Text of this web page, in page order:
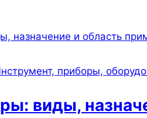
Роскошь
приборы,
виды,